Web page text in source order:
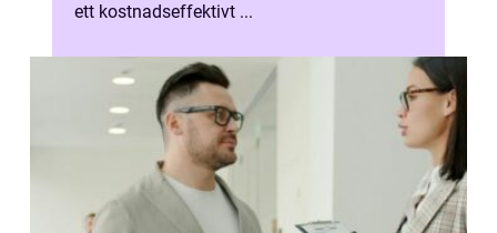
ett kostnadseffektivt ...